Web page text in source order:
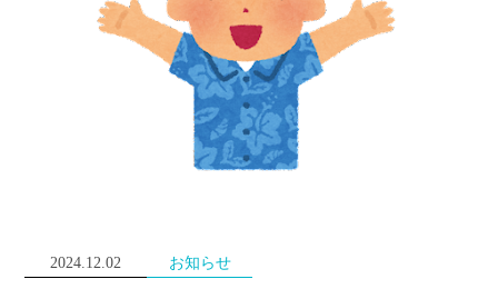
2024.12.02 お知らせ